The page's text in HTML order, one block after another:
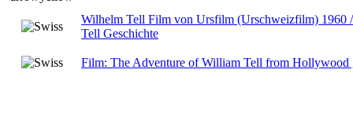
Wilhelm Tell Film von Ursfilm (Urschweizfilm) 1960
Tell Geschichte
Film: The Adventure of William Tell from Hollywood